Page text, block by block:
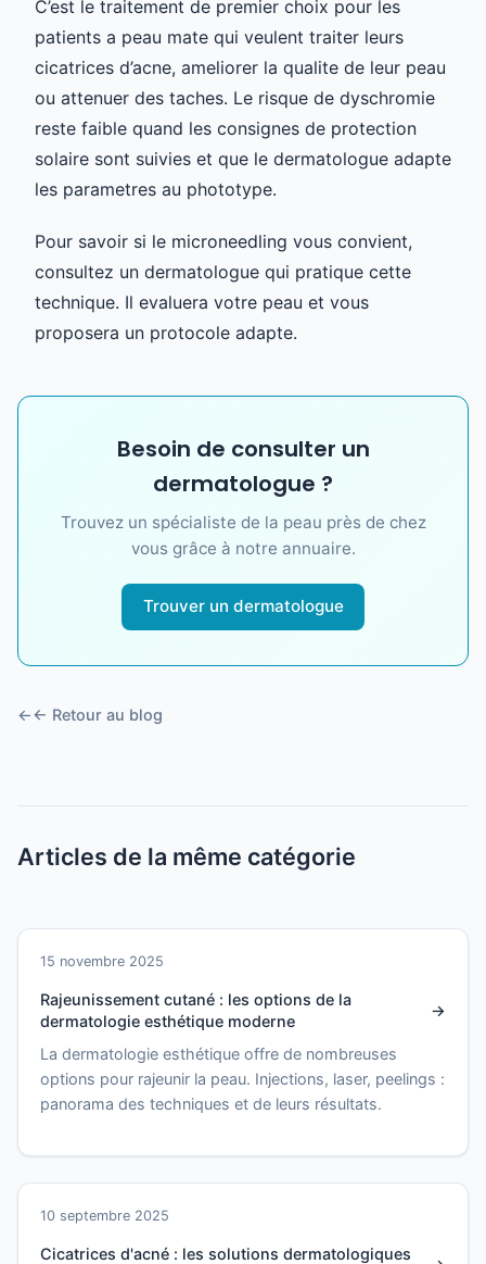
C’est le traitement de premier choix pour les
patients a peau mate qui veulent traiter leurs
cicatrices d’acne, ameliorer la qualite de leur peau
ou attenuer des taches. Le risque de dyschromie
reste faible quand les consignes de protection
solaire sont suivies et que le dermatologue adapte
les parametres au phototype.
Pour savoir si le microneedling vous convient,
consultez un dermatologue qui pratique cette
technique. Il evaluera votre peau et vous
proposera un protocole adapte.
Besoin de consulter un
dermatologue ?
Trouvez un spécialiste de la peau près de chez
vous grâce à notre annuaire.
Trouver un dermatologue
← Retour au blog
Articles de la même catégorie
15 novembre 2025
Rajeunissement cutané : les options de la
dermatologie esthétique moderne
La dermatologie esthétique offre de nombreuses
options pour rajeunir la peau. Injections, laser, peelings :
panorama des techniques et de leurs résultats.
10 septembre 2025
Cicatrices d'acné : les solutions dermatologiques